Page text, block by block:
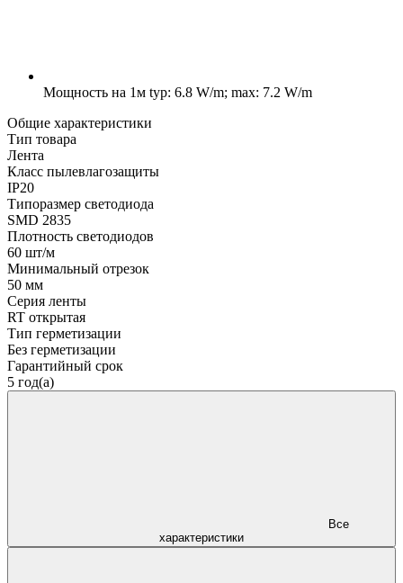
Мощность на 1м typ: 6.8 W/m; max: 7.2 W/m
Общие характеристики
Тип товара
Лента
Класс пылевлагозащиты
IP20
Типоразмер светодиода
SMD 2835
Плотность светодиодов
60 шт/м
Минимальный отрезок
50 мм
Серия ленты
RT открытая
Тип герметизации
Без герметизации
Гарантийный срок
5 год(а)
характеристики